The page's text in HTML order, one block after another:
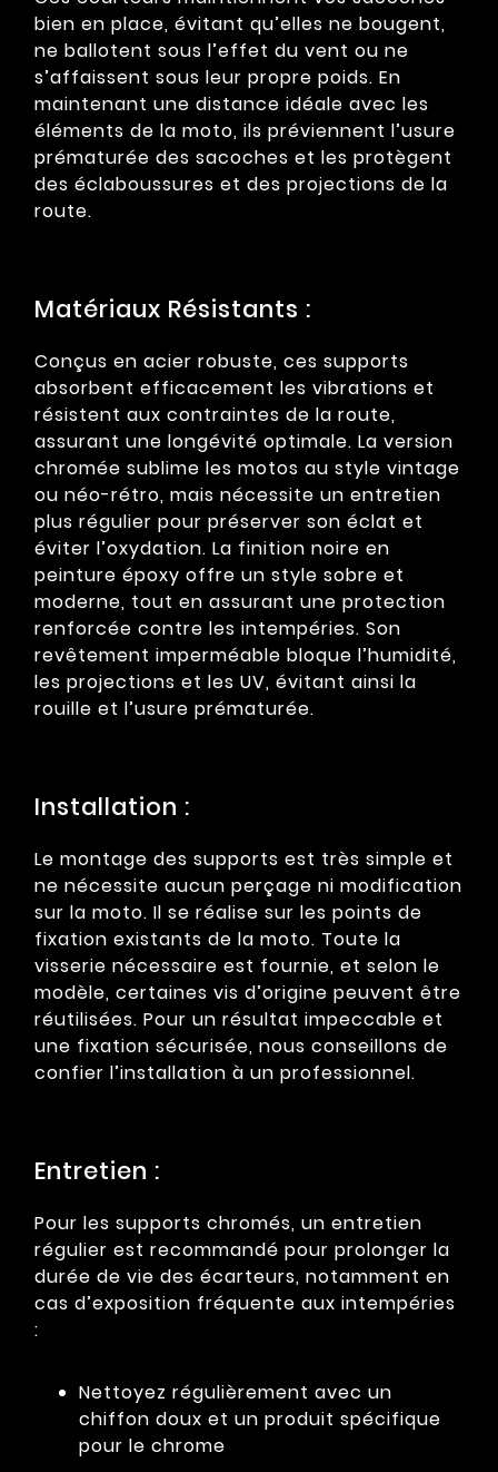
bien en place, évitant qu’elles ne bougent,
ne ballotent sous l’effet du vent ou ne
s’affaissent sous leur propre poids. En
maintenant une distance idéale avec les
éléments de la moto, ils préviennent l’usure
prématurée des sacoches et les protègent
des éclaboussures et des projections de la
route.
Matériaux Résistants :
Conçus en acier robuste, ces supports
absorbent efficacement les vibrations et
résistent aux contraintes de la route,
assurant une longévité optimale. La version
chromée sublime les motos au style vintage
ou néo-rétro, mais nécessite un entretien
plus régulier pour préserver son éclat et
éviter l’oxydation. La finition noire en
peinture époxy offre un style sobre et
moderne, tout en assurant une protection
renforcée contre les intempéries. Son
revêtement imperméable bloque l’humidité,
les projections et les UV, évitant ainsi la
rouille et l’usure prématurée.
Installation :
Le montage des supports est très simple et
ne nécessite aucun perçage ni modification
sur la moto. Il se réalise sur les points de
fixation existants de la moto. Toute la
visserie nécessaire est fournie, et selon le
modèle, certaines vis d’origine peuvent être
réutilisées. Pour un résultat impeccable et
une fixation sécurisée, nous conseillons de
confier l’installation à un professionnel.
Entretien :
Pour les supports chromés, un entretien
régulier est recommandé pour prolonger la
durée de vie des écarteurs, notamment en
cas d’exposition fréquente aux intempéries
:
Nettoyez régulièrement avec un
chiffon doux et un produit spécifique
pour le chrome